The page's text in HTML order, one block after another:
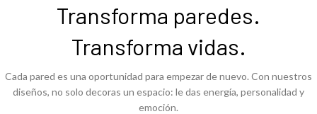
Transforma paredes.
Transforma vidas.
Cada pared es una oportunidad para empezar de nuevo. Con nuestros
diseños, no solo decoras un espacio: le das energía, personalidad y
emoción.